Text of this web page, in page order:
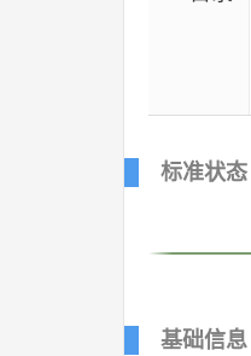
标准状态
基础信息